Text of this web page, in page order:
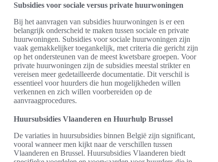
Subsidies voor sociale versus private huurwoningen
Bij het aanvragen van subsidies huurwoningen is er een
belangrijk onderscheid te maken tussen sociale en private
huurwoningen. Subsidies voor sociale huurwoningen zijn
vaak gemakkelijker toegankelijk, met criteria die gericht zijn
op het ondersteunen van de meest kwetsbare groepen. Voor
private huurwoningen zijn de subsidies meestal strikter en
vereisen meer gedetailleerde documentatie. Dit verschil is
essentieel voor huurders die hun mogelijkheden willen
verkennen en zich willen voorbereiden op de
aanvraagprocedures.
Huursubsidies Vlaanderen en Huurhulp Brussel
De variaties in huursubsidies binnen België zijn significant,
vooral wanneer men kijkt naar de verschillen tussen
Vlaanderen en Brussel. Huursubsidies Vlaanderen biedt